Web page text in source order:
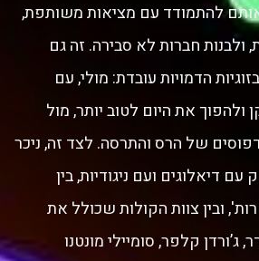
להתמודד עם מציאות משותפת,
ולבנות חברות לא סבירה. זה גם
הדמויות עובדת: מולי, עם
את היום לטוב יותר, מול
של הרס והתרסה. לצד זה, ניכר
דיאלוגים ועם ניגודיות, בין
רות', ובין צוות הקולות שכולל את
ג’ורדן קלפר, סומיילי מונטנו